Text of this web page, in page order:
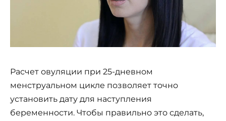
Расчет овуляции при 25-дневном
менструальном цикле позволяет точно
установить дату для наступления
беременности. Чтобы правильно это сделать,